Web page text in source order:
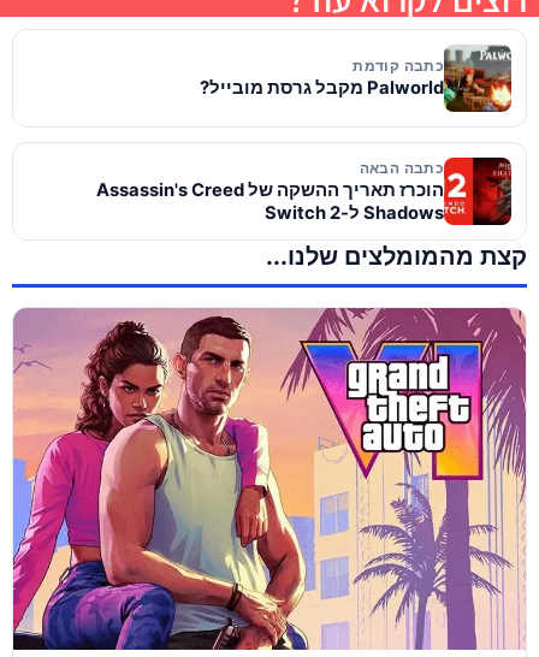
כתבה קודמת
Palworld מקבל גרסת מובייל?
כתבה הבאה
הוכרז תאריך ההשקה של Assassin's Creed
Shadows ל-Switch 2
קצת מהמומלצים שלנו...